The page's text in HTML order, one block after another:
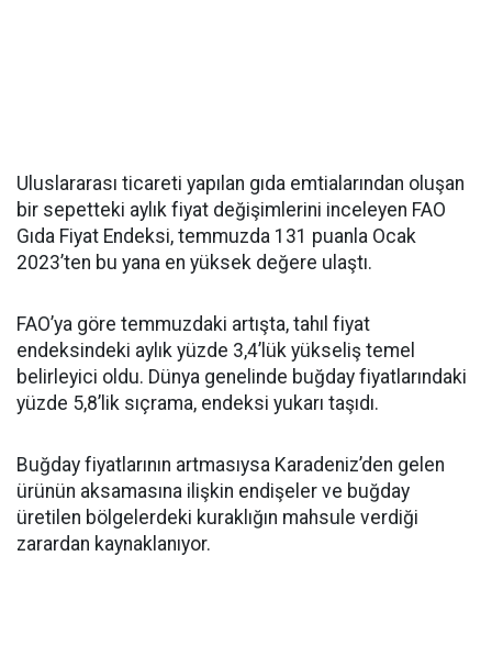
Uluslararası ticareti yapılan gıda emtialarından oluşan
bir sepetteki aylık fiyat değişimlerini inceleyen FAO
Gıda Fiyat Endeksi, temmuzda 131 puanla Ocak
2023’ten bu yana en yüksek değere ulaştı.
FAO’ya göre temmuzdaki artışta, tahıl fiyat
endeksindeki aylık yüzde 3,4’lük yükseliş temel
belirleyici oldu. Dünya genelinde buğday fiyatlarındaki
yüzde 5,8’lik sıçrama, endeksi yukarı taşıdı.
Buğday fiyatlarının artmasıysa Karadeniz’den gelen
ürünün aksamasına ilişkin endişeler ve buğday
üretilen bölgelerdeki kuraklığın mahsule verdiği
zarardan kaynaklanıyor.